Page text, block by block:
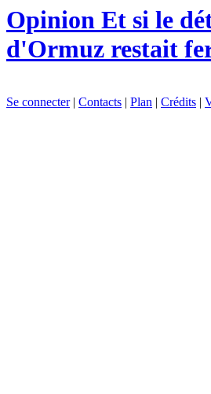
Opinion Et si le
d'Ormuz restait
Se connecter| Contacts | Plan | Crédits |